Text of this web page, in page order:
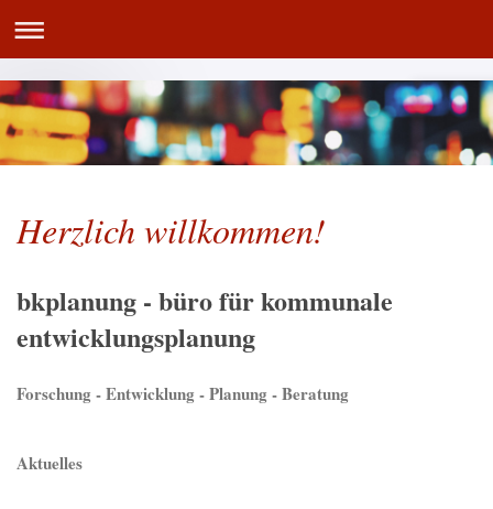
Herzlich willkommen!
bkplanung - büro für kommunale
entwicklungsplanung
Forschung - Entwicklung - Planung - Beratung
Aktuelles